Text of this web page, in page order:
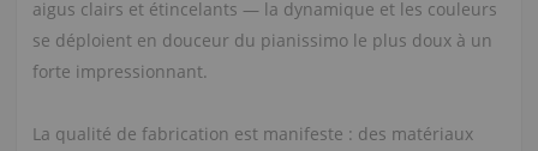
aigus clairs et étincelants — la dynamique et les couleurs
se déploient en douceur du pianissimo le plus doux à un
forte impressionnant.
La qualité de fabrication est manifeste : des matériaux